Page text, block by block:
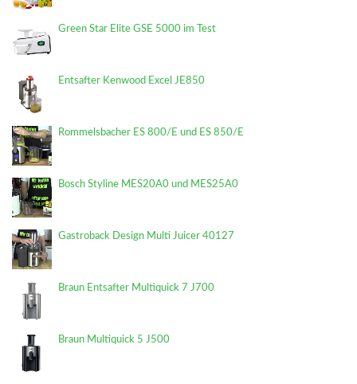
Green Star Elite GSE 5000 im Test
Entsafter Kenwood Excel JE850
Rommelsbacher ES 800/E und ES 850/E
Bosch Styline MES20A0 und MES25A0
Gastroback Design Multi Juicer 40127
Braun Entsafter Multiquick 7 J700
Braun Multiquick 5 J500